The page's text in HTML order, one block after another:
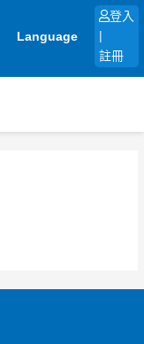
Language
登入
註冊